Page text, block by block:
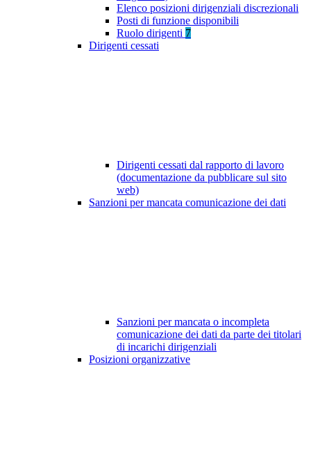
Elenco posizioni dirigenziali discrezionali
Posti di funzione disponibili
Ruolo dirigenti 7
Dirigenti cessati
Dirigenti cessati dal rapporto di lavoro
(documentazione da pubblicare sul sito
web)
Sanzioni per mancata comunicazione dei dati
Sanzioni per mancata o incompleta
comunicazione dei dati da parte dei titolari
di incarichi dirigenziali
Posizioni organizzative